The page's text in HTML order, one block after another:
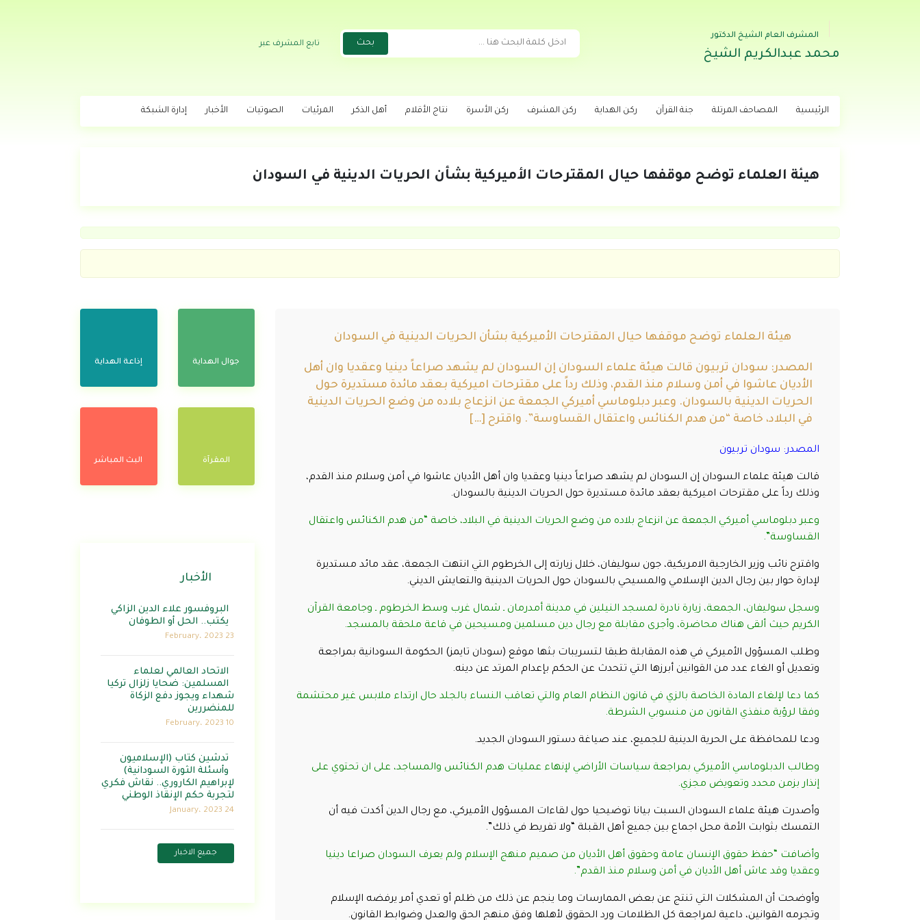
المشرف العام الشيخ الدكتور
محمد عبدالكريم الشيخ
تابع المشرف عبر
الرئيسية المصاحف المرتلة جنة القرآن ركن الهداية ركن المشرف ركن الأسرة نتاج الأقلام أهل الذكر المرئيات الصوتيات الأخبار إدارة الشبكة
هيئة العلماء توضح موقفها حيال المقترحات الأميركية بشأن الحريات الدينية في السودان
هيئة العلماء توضح موقفها حيال المقترحات الأميركية بشأن الحريات الدينية في السودان
المصدر: سودان تربيون قالت هيئة علماء السودان إن السودان لم يشهد صراعاً دينيا وعقديا وان أهل
الأديان عاشوا في أمن وسلام منذ القدم، وذلك رداً على مقترحات اميركية بعقد مائدة مستديرة حول
الحريات الدينية بالسودان. وعبر دبلوماسي أميركي الجمعة عن انزعاج بلاده من وضع الحريات الدينية
في البلاد، خاصة “من هدم الكنائس واعتقال القساوسة”. واقترح […]
المصدر: سودان تربيون
قالت هيئة علماء السودان إن السودان لم يشهد صراعاً دينيا وعقديا وان أهل الأديان عاشوا في أمن وسلام منذ القدم،
وذلك رداً على مقترحات اميركية بعقد مائدة مستديرة حول الحريات الدينية بالسودان.
وعبر دبلوماسي أميركي الجمعة عن انزعاج بلاده من وضع الحريات الدينية في البلاد، خاصة “من هدم الكنائس واعتقال
القساوسة”.
واقترح نائب وزير الخارجية الامريكية، جون سوليفان، خلال زيارته إلى الخرطوم التي انتهت الجمعة، عقد مائد مستديرة
لإدارة حوار بين رجال الدين الإسلامي والمسيحي بالسودان حول الحريات الدينية والتعايش الديني.
وسجل سوليفان، الجمعة، زيارة نادرة لمسجد النيلين في مدينة أمدرمان ـ شمال غرب وسط الخرطوم ـ وجامعة القرآن
الكريم حيث ألقى هناك محاضرة، وأجرى مقابلة مع رجال دين مسلمين ومسيحين في قاعة ملحقة بالمسجد.
وطلب المسؤول الأميركي في هذه المقابلة طبقا لتسريبات بثها موقع (سودان تايمز) الحكومة السودانية بمراجعة
وتعديل أو الغاء عدد من القوانين أبرزها التي تتحدث عن الحكم بإعدام المرتد عن دينه.
كما دعا لإلغاء المادة الخاصة بالزي في قانون النظام العام والتي تعاقب النساء بالجلد حال ارتداء ملابس غير محتشمة
وفقا لرؤية منفذي القانون من منسوبي الشرطة.
ودعا للمحافظة على الحرية الدينية للجميع، عند صياغة دستور السودان الجديد.
وطالب الدبلوماسي الأميركي بمراجعة سياسات الأراضي لإنهاء عمليات هدم الكنائس والمساجد، على ان تحتوي على
إنذار بزمن محدد وتعويض مجزي.
وأصدرت هيئة علماء السودان السبت بيانا توضيحيا حول لقاءات المسؤول الأميركي، مع رجال الدين أكدت فيه أن
التمسك بثوابت الأمة محل اجماع بين جميع أهل القبلة “ولا تفريط في ذلك”.
وأضافت “حفظ حقوق الإنسان عامة وحقوق أهل الأديان من صميم منهج الإسلام ولم يعرف السودان صراعا دينيا
وعقديا وقد عاش أهل الأديان في أمن وسلام منذ القدم”.
وأوضحت أن المشكلات التي تنتج عن بعض الممارسات وما ينجم عن ذلك من ظلم أو تعدي أمر يرفضه الإسلام
وتجرمه القوانين، داعية لمراجعة كل الظلامات ورد الحقوق لأهلها وفق منهج الحق والعدل وضوابط القانون.
جوال الهداية إذاعة الهداية
المقرآة البث المباشر
الأخبار
البروفسور علاء الدين الزاكي
يكتب.. الحل أو الطوفان
23 February، 2023
الاتحاد العالمي لعلماء
المسلمين: ضحايا زلزال تركيا
شهداء ويجوز دفع الزكاة
للمنضررين
10 February، 2023
تدشين كتاب (الإسلاميون
وأسئلة الثورة السودانية)
لإبراهيم الكاروري.. نقاش فكري
لتجربة حكم الإنقاذ الوطني
24 January، 2023
جميع الاخبار